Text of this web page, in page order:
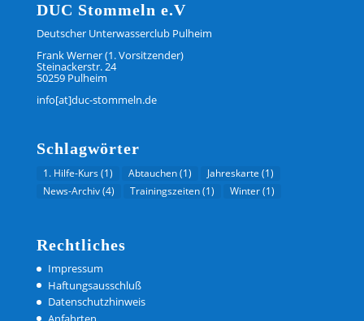
DUC Stommeln e.V
Deutscher Unterwasserclub Pulheim
Frank Werner (1. Vorsitzender)
Steinackerstr. 24
50259 Pulheim
info[at]duc-stommeln.de
Schlagwörter
1. Hilfe-Kurs(1) Abtauchen(1) Jahreskarte (1)
News-Archiv(4) Trainingszeiten(1) Winter(1)
Rechtliches
Impressum
Haftungsausschluß
Datenschutzhinweis